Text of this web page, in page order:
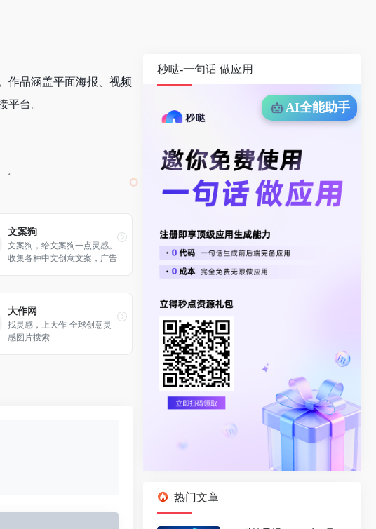
作品涵盖平面海报、视频
平台。
文案狗
文案狗，给文案狗一点灵感。
收集各种中文创意文案，广告
大作网
找灵感，上大作-全球创意灵
感图片搜索
秒哒-一句话 做应用
热门文章
AI全能助手